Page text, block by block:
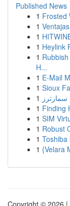
Published News
1 Frosted
1
1
1 Heylink
1
H...
1 E-Mail
1 Sioux
1
1 Finding
1 SIM
1 Robust
1 Toshiba
1 {Velara
Copyright © 2026 |